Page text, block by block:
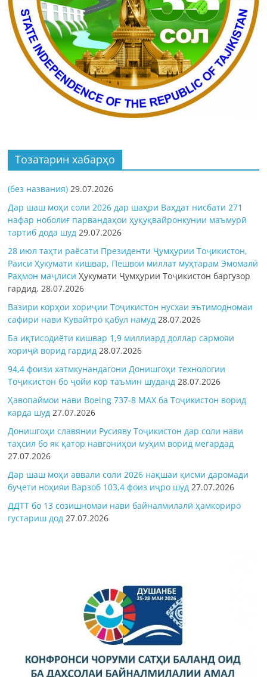
Тозатарин хабарҳо
(без названия) 29.07.2026
Дар шаш моҳи соли 2026 дар шаҳри Ваҳдат нисбати 271
нафар ноболиғ парвандаҳои ҳуқуқвайронкунии маъмурӣ
тартиб дода шуд 29.07.2026
28 июл таҳти раёсати Президенти Ҷумҳурии Тоҷикистон,
Раиси Ҳукумати кишвар, Пешвои миллат муҳтарам Эмомалӣ
Раҳмон маҷлисиҲукумати Ҷумҳурии Тоҷикистон баргузор
гардид.28.07.2026
Вазири корҳои хориҷии Тоҷикистон нусхаи эътимодномаи
сафири нави Кувайтро қабул намуд 28.07.2026
Ба иқтисодиёти кишвар 1,9 миллиард доллар сармояи
хориҷӣ ворид гардид 28.07.2026
94,4 фоизи хатмкунандагони Донишгоҳи технологии
Тоҷикистон бо ҷойи кор таъмин шуданд 28.07.2026
Ҳавопаймои нави Boeing 737-8 MAX ба Тоҷикистон ворид
карда шуд 27.07.2026
Донишгоҳи славянии Русияву Тоҷикистон дар соли нави
таҳсил бо як қатор навгониҳои муҳим ворид мегардад
27.07.2026
Дар шаш моҳи аввали соли 2026 нақшаи қисми даромади
буҷети ноҳияи Варзоб 103,4 фоиз иҷро шуд 27.07.2026
ДДТТ бо 13 созишномаи нави байналмилалӣ ҳамкориро
густариш дод 27.07.2026